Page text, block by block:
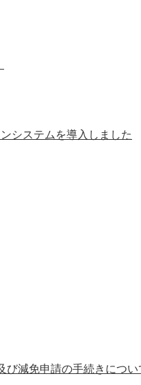
システムを導入しました
び減免申請の手続きにつ